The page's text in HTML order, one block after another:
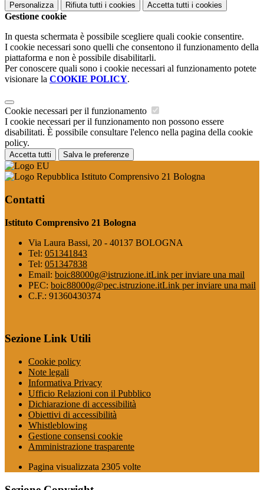
Personalizza Rifiuta tutti i cookies Accetta tutti i cookies
Gestione cookie
In questa schermata è possibile scegliere quali cookie consentire.
I cookie necessari sono quelli che consentono il funzionamento della
piattaforma e non è possibile disabilitarli.
Per conoscere quali sono i cookie necessari al funzionamento potete
visionare la COOKIE POLICY.
Cookie necessari per il funzionamento
I cookie necessari per il funzionamento non possono essere
disabilitati. È possibile consultare l'elenco nella pagina della cookie
policy.
Accetta tutti Salva le preferenze
Istituto Comprensivo 21 Bologna
Contatti
Istituto Comprensivo 21 Bologna
Via Laura Bassi, 20 - 40137 BOLOGNA
Tel: 051341843
Tel: 051347838
Email: boic88000g@istruzione.itLink per inviare una mail
PEC: boic88000g@pec.istruzione.itLink per inviare una mail
C.F.: 91360430374
Sezione Link Utili
Cookie policy
Note legali
Informativa Privacy
Ufficio Relazioni con il Pubblico
Dichiarazione di accessibilità
Obiettivi di accessibilità
Whistleblowing
Gestione consensi cookie
Amministrazione trasparente
Pagina visualizzata 2305 volte